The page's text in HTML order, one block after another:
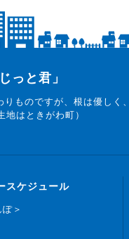
っと君」
ものですが、根は優しく
はときがわ町）
スケジュール
＞